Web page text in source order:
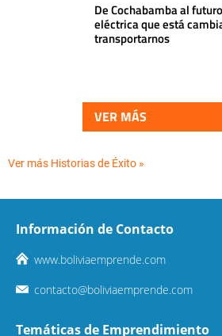
De Cochabamba al
eléctrica que está
transportarnos
VER MÁS
Ver más Historias de Éxito »
Información de Contacto
www.boliviaemprende.com
contacto@boliviaemprende.com
Temáticas de Emprendimiento